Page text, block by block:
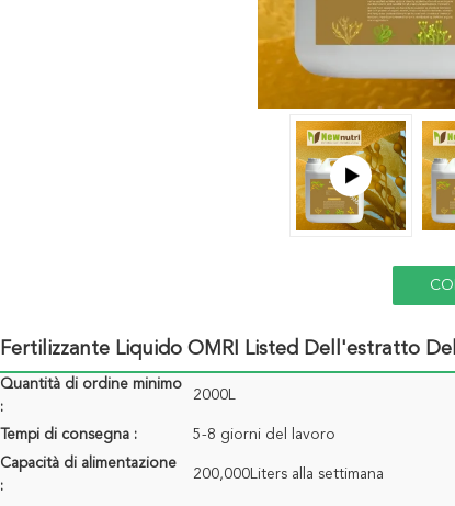
Fertilizzante Liquido OMRI Listed Dell'estratto
Quantità di ordine minimo
:
2000L
Tempi di consegna : 5-8 giorni del lavoro
Capacità di alimentazione
:
200,000Liters alla settimana